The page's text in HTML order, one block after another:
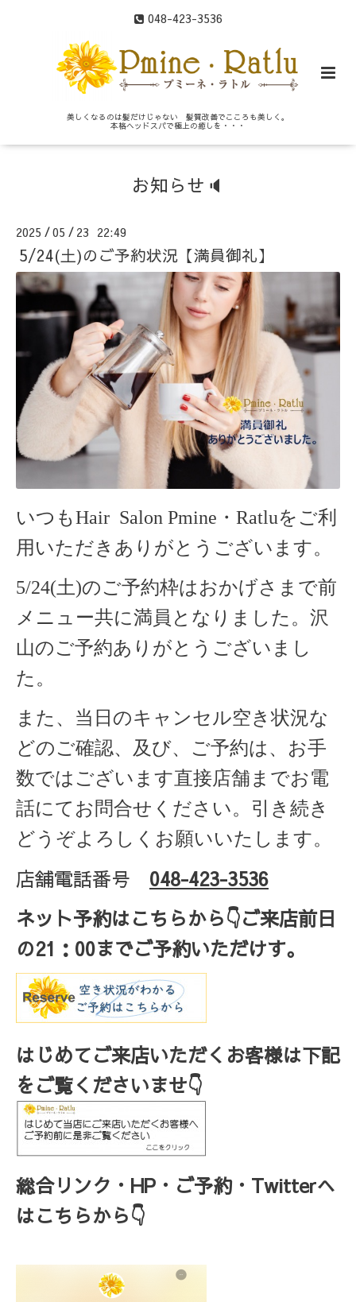
048-423-3536
美しくなるのは髪だけじゃない 髪質改善でこころも美しく。
本格ヘッドスパで極上の癒しを・・・
お知らせ🔈
2025 /05 / 23 22:49
5/24(土)のご予約状況【満員御礼】
いつもHair Salon Pmine・Ratluをご利
用いただきありがとうございます。
5/24(土)のご予約枠はおかげさまで前
メニュー共に満員となりました。沢
山のご予約ありがとうございまし
た。
また、当日のキャンセル空き状況な
どのご確認、及び、ご予約は、お手
数ではございます直接店舗までお電
話にてお問合せください。引き続き
どうぞよろしくお願いいたします。
店舗電話番号 048-423-3536
ネット予約はこちらから👇ご来店前日
の21 ： 00までご予約いただけす。
はじめてご来店いただくお客様は下記
をご覧くださいませ👇
総合リンク・HP・ご予約・Twitterへ
はこちらから👇